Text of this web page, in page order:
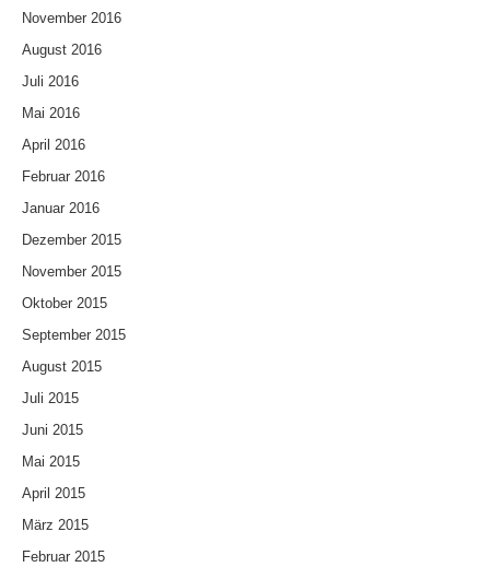
November 2016
August 2016
Juli 2016
Mai 2016
April 2016
Februar 2016
Januar 2016
Dezember 2015
November 2015
Oktober 2015
September 2015
August 2015
Juli 2015
Juni 2015
Mai 2015
April 2015
März 2015
Februar 2015